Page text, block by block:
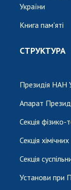
України
Книга пам'яті
СТРУКТУРА
Президія НАН
Апарат
Секція фізико-
Секція
Секція
Установи при